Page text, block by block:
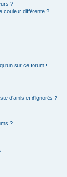
?
couleur différente ?
sur ce forum !
d’amis et d’ignorés ?
?